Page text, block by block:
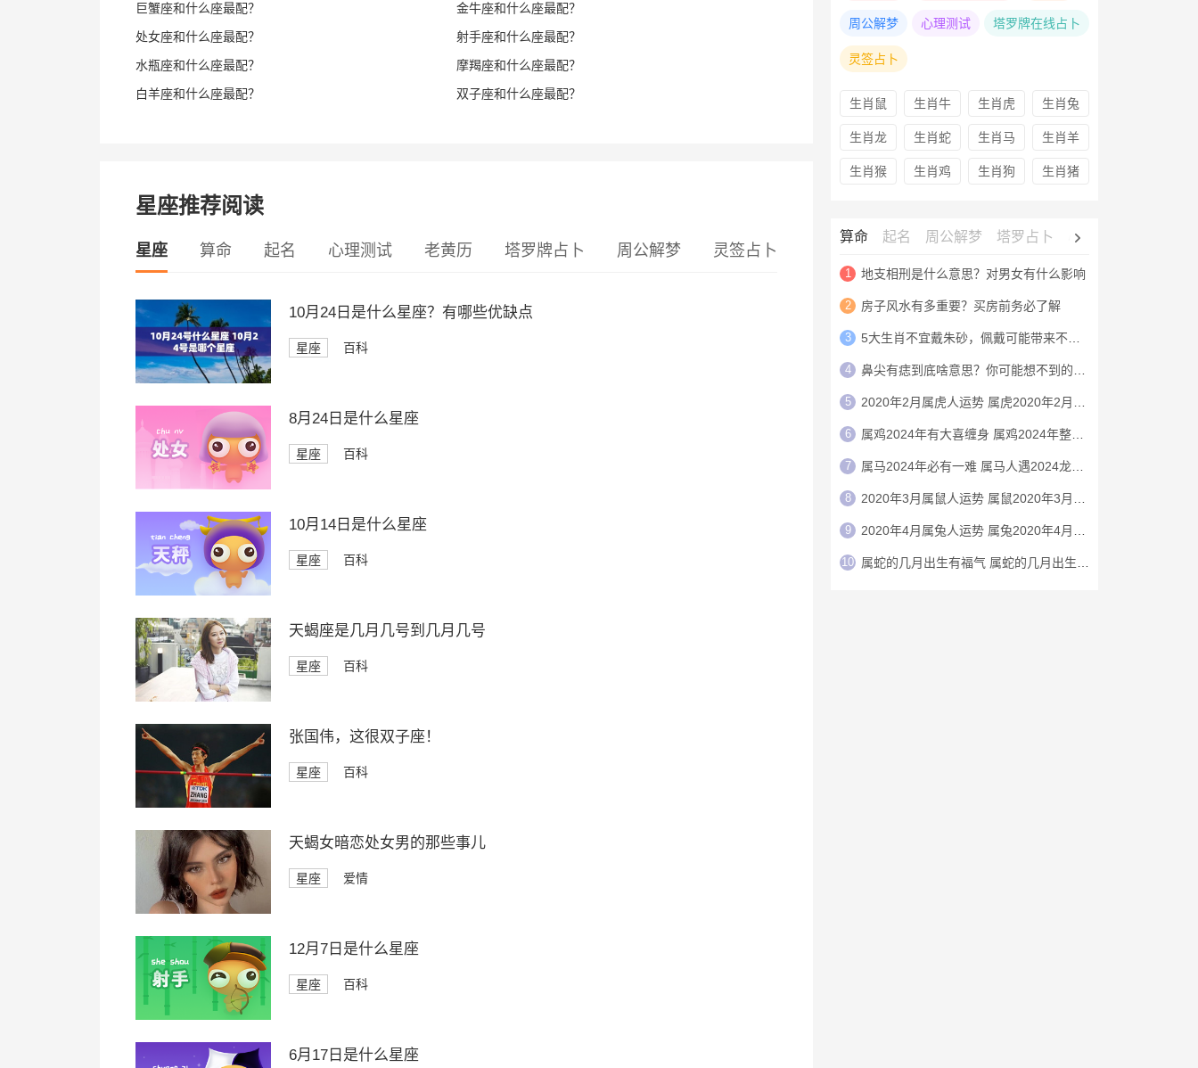
巨蟹座和什么座最配？
金牛座和什么座最配？
处女座和什么座最配？
射手座和什么座最配？
水瓶座和什么座最配？
摩羯座和什么座最配？
白羊座和什么座最配？
双子座和什么座最配？
星座推荐阅读
星座 算命 起名 心理测试 老黄历 塔罗牌占卜 周公解梦 灵签占卜
10月24日是什么星座？有哪些优缺点
星座 百科
8月24日是什么星座
星座 百科
10月14日是什么星座
星座 百科
天蝎座是几月几号到几月几号
星座 百科
张国伟，这很双子座！
星座 百科
天蝎女暗恋处女男的那些事儿
星座 爱情
12月7日是什么星座
星座 百科
6月17日是什么星座
周公解梦 心理测试 塔罗牌在线占卜
灵签占卜
生肖鼠 生肖牛 生肖虎 生肖兔
生肖龙 生肖蛇 生肖马 生肖羊
生肖猴 生肖鸡 生肖狗 生肖猪
算命 起名 周公解梦 塔罗占卜 心理测试
1 地支相刑是什么意思？对男女有什么影响
2 房子风水有多重要？买房前务必了解
3 5大生肖不宜戴朱砂，佩戴可能带来不利影响
4 鼻尖有痣到底啥意思？你可能想不到的财运玄机
5 2020年2月属虎人运势 属虎2020年2月运程
6 属鸡2024年有大喜缠身 属鸡2024年整体运势
7 属马2024年必有一难 属马人遇2024龙年运气如何
8 2020年3月属鼠人运势 属鼠2020年3月运程
9 2020年4月属兔人运势 属兔2020年4月运程
10 属蛇的几月出生有福气 属蛇的几月出生上等命